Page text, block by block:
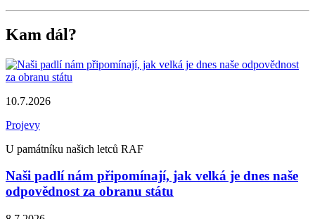
Kam dál?
10.7.2026
Projevy
U památníku našich letců RAF
Naši padlí nám připomínají, jak velká je dnes naše
odpovědnost za obranu státu